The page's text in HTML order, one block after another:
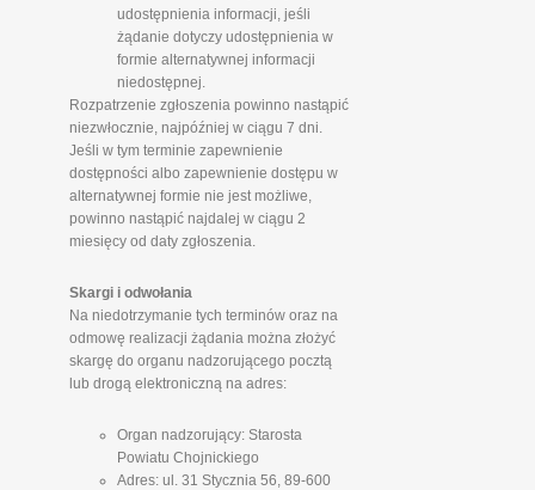
udostępnienia informacji, jeśli
żądanie dotyczy udostępnienia w
formie alternatywnej informacji
niedostępnej.
Rozpatrzenie zgłoszenia powinno nastąpić
niezwłocznie, najpóźniej w ciągu 7 dni.
Jeśli w tym terminie zapewnienie
dostępności albo zapewnienie dostępu w
alternatywnej formie nie jest możliwe,
powinno nastąpić najdalej w ciągu 2
miesięcy od daty zgłoszenia.
Skargi i odwołania
Na niedotrzymanie tych terminów oraz na
odmowę realizacji żądania można złożyć
skargę do organu nadzorującego pocztą
lub drogą elektroniczną na adres:
Organ nadzorujący: Starosta
Powiatu Chojnickiego
Adres: ul. 31 Stycznia 56, 89-600